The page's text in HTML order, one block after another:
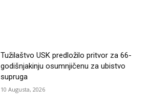
Tužilaštvo USK predložilo pritvor za 66-
godišnjakinju osumnjičenu za ubistvo
supruga
10 Augusta, 2026